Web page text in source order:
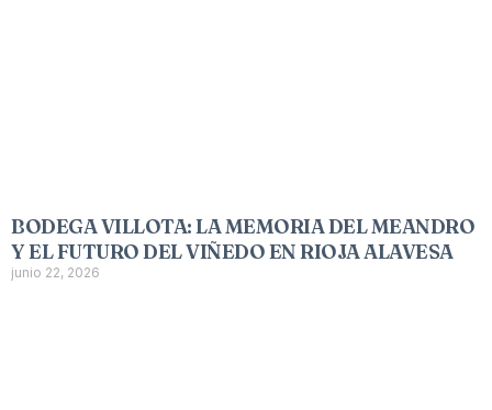
BODEGA VILLOTA: LA MEMORIA DEL MEANDRO
Y EL FUTURO DEL VIÑEDO EN RIOJA ALAVESA
junio 22, 2026